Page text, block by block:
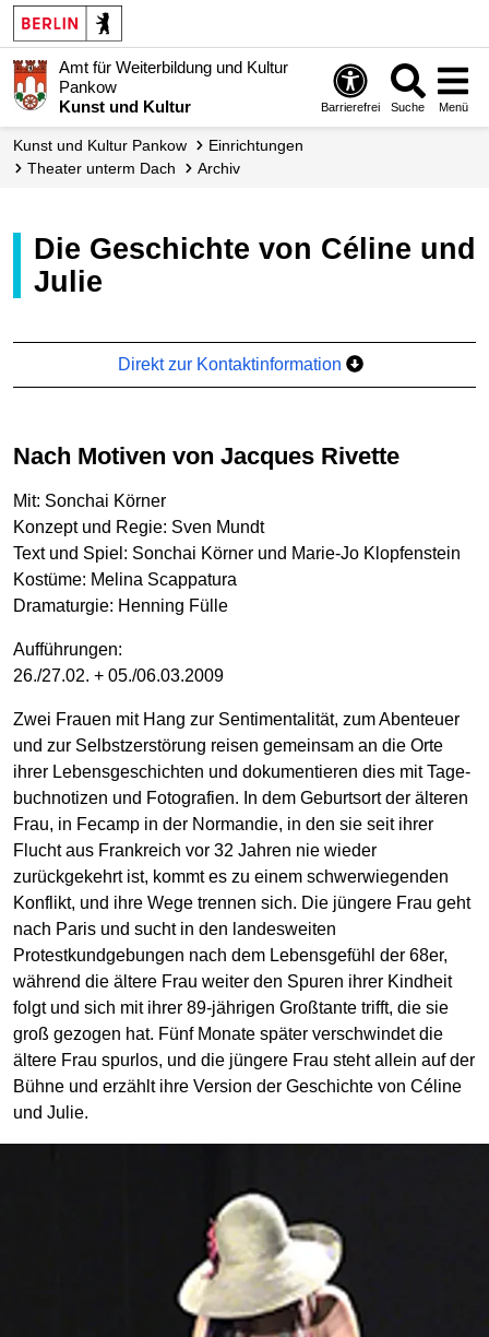
Amt für Weiterbildung und Kultur
Pankow
Kunst und Kultur
Barrierefrei Suche Menü
Kunst und Kultur Pankow
Einrichtungen
Theater unterm Dach
Archiv
Die Geschichte von Céline und
Julie
Direkt zur Kontaktinformation
nach Motiven von Jacques Rivette
Mit: Sonchai Körner
Konzept und Regie: Sven Mundt
Text und Spiel: Sonchai Körner und Marie-Jo Klopfenstein
Kostüme: Melina Scappatura
Dramaturgie: Henning Fülle
Aufführungen:
26./27.02. + 05./06.03.2009
Zwei Frauen mit Hang zur Sentimentalität, zum Abenteuer
und zur Selbstzerstörung reisen gemeinsam an die Orte
ihrer Lebens­geschichten und doku­mentieren dies mit Tage­
buch­notizen und Fotografien. In dem Geburtsort der älteren
Frau, in Fecamp in der Normandie, in den sie seit ihrer
Flucht aus Frankreich vor 32 Jahren nie wieder
zurückgekehrt ist, kommt es zu einem schwer­wiegenden
Konflikt, und ihre Wege trennen sich. Die jüngere Frau geht
nach Paris und sucht in den landesweiten
Protestkundgebungen nach dem Lebensgefühl der 68er,
während die ältere Frau weiter den Spuren ihrer Kindheit
folgt und sich mit ihrer 89-jährigen Großtante trifft, die sie
groß gezogen hat. Fünf Monate später verschwindet die
ältere Frau spurlos, und die jüngere Frau steht allein auf der
Bühne und erzählt ihre Version der Geschichte von Céline
und Julie.